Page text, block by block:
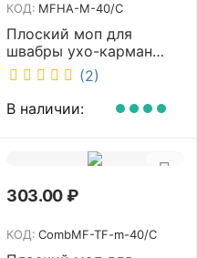
КОД: MFHA-M-40/C
Плоский моп для
швабры ухо-карман
белый 40 см NV MFHA-
M-40/C
(2)
В наличии:
303.00₽
КОД: CombMF-TF-m-40/C